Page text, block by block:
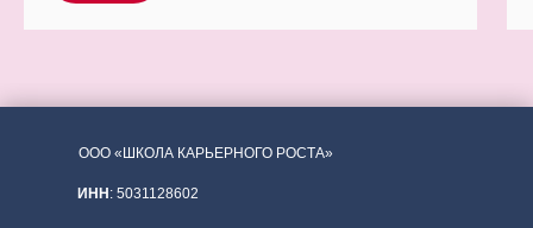
ООО «ШКОЛА КАРЬЕРНОГО РОСТА»
ИНН: 5031128602